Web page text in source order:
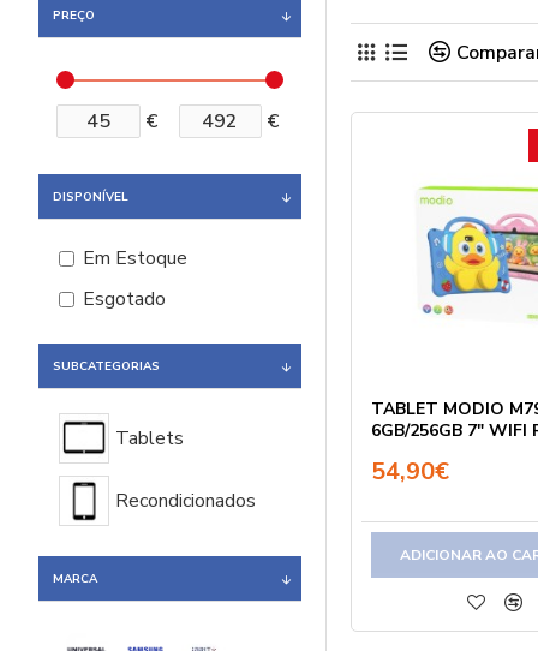
PREÇO
€ €
SUBCATEGORIAS
Tablets
Recondicionados
MARCA
DISPONÍVEL
Em Estoque
Esgotado
TABLET MODIO
6GB/256GB 7" WIFI
54,90€
ADICIONAR AO